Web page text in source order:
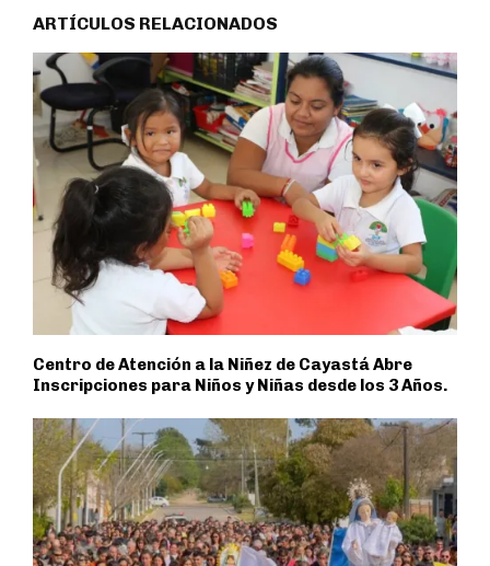
ARTÍCULOS RELACIONADOS
Centro de Atención a la Niñez de Cayastá Abre
Inscripciones para Niños y Niñas desde los 3 Años.